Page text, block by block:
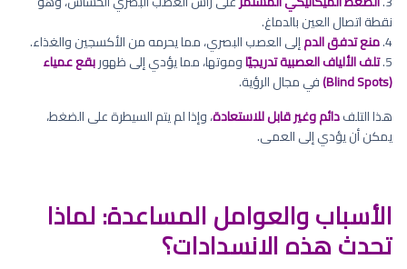
نقطة اتصال العين بالدماغ.
4. منع تدفق الدمإلى العصب البصري، مما يحرمه من الأكسجين والغذاء.
5. تلف الألياف العصبية تدريجيًاوموتها، مما يؤدي إلى ظهوربقع عمياء
(Blind Spots)
في مجال الرؤية.
هذا التلفدائم وغير قابل للاستعادة، وإذا لم يتم السيطرة على الضغط،
يمكن أن يؤدي إلى العمى.
الأسباب والعوامل المساعدة: لماذا
تحدث هذه الانسدادات؟